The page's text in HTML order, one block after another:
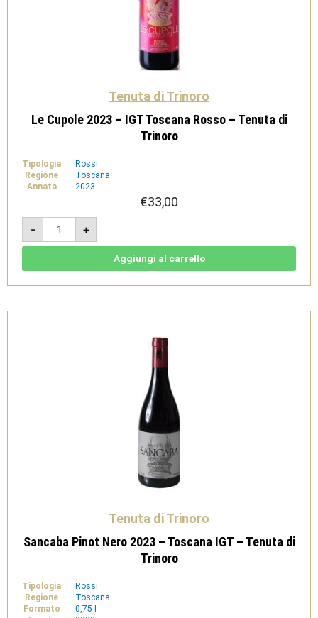
Tenuta di Trinoro
Le Cupole 2023 – IGT Toscana Rosso – Tenuta di
Trinoro
Tipologia
Rossi
Regione
Toscana
Annata
2023
€33,00
-
Le
Cupole
2023
-
-
Trinoro
+
Aggiungi al carrello
Tenuta di Trinoro
Sancaba Pinot Nero 2023 – Toscana IGT – Tenuta di
Trinoro
Tipologia
Rossi
Regione
Toscana
Formato
0,75 l